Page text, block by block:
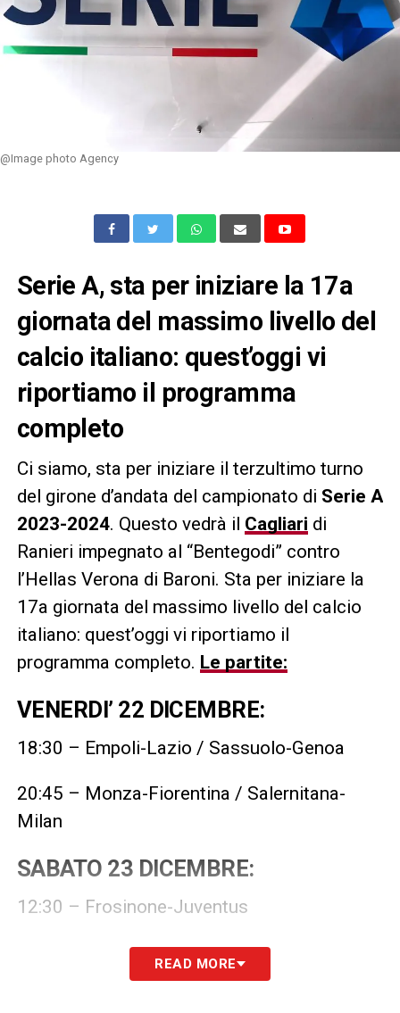
@Image photo Agency
Serie A, sta per iniziare la 17a
giornata del massimo livello del
calcio italiano: quest’oggi vi
riportiamo il programma
completo
Ci siamo, sta per iniziare il terzultimo turno
del girone d’andata del campionato di Serie A
2023-2024. Questo vedrà il Cagliari di
Ranieri impegnato al “Bentegodi” contro
l’Hellas Verona di Baroni. Sta per iniziare la
17a giornata del massimo livello del calcio
italiano: quest’oggi vi riportiamo il
programma completo. Le partite:
VENERDI’ 22 DICEMBRE:
18:30 – Empoli-Lazio / Sassuolo-Genoa
20:45 – Monza-Fiorentina / Salernitana-
Milan
SABATO 23 DICEMBRE:
12:30 – Frosinone-Juventus
15:00 – Bologna-Atalanta / Torino-Udinese
READ MORE